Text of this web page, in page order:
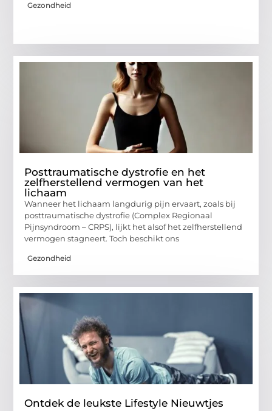
Gezondheid
Posttraumatische dystrofie en het
zelfherstellend vermogen van het
lichaam
Wanneer het lichaam langdurig pijn ervaart, zoals bij
posttraumatische dystrofie (Complex Regionaal
Pijnsyndroom – CRPS), lijkt het alsof het zelfherstellend
vermogen stagneert. Toch beschikt ons
Gezondheid
Ontdek de leukste Lifestyle Nieuwtjes